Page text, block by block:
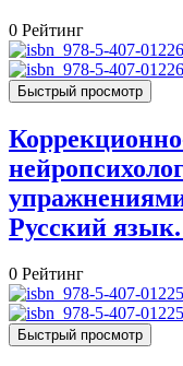
0 Рейтинг
Быстрый просмотр
Русский язык.
0 Рейтинг
Быстрый просмотр